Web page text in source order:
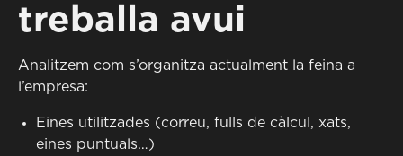
treballa avui
Analitzem com s’organitza actualment la feina a
l’empresa:
Eines utilitzades (correu, fulls de càlcul, xats,
eines puntuals…)